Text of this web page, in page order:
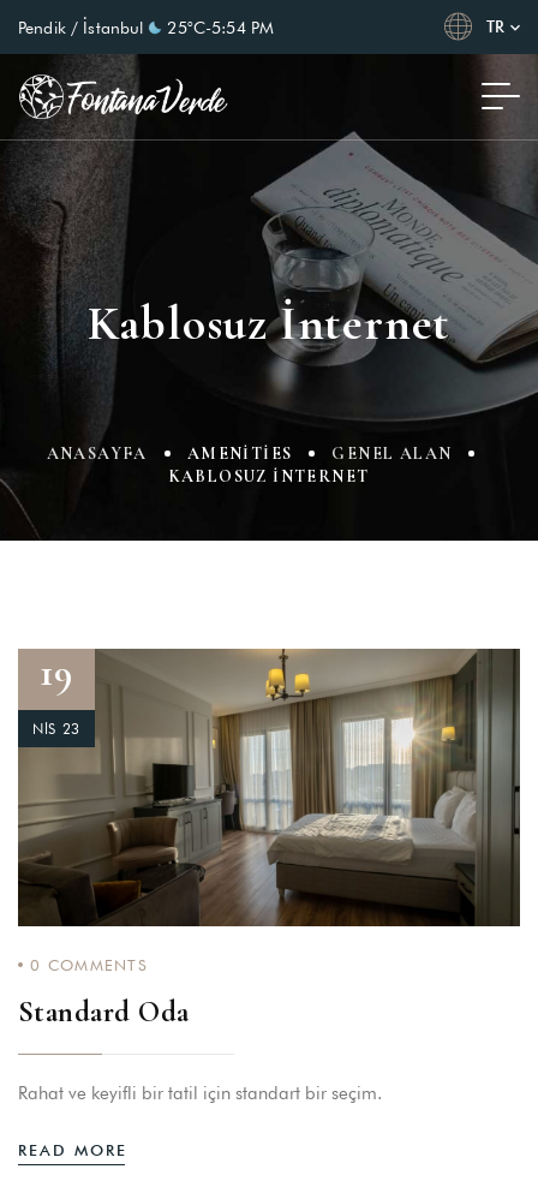
Pendik / İstanbul 25°C-5:54 PM TR
Kablosuz İnternet
ANASAYFA AMENITIES
GENEL ALAN
KABLOSUZ İNTERNET
19
NIS 23
0 COMMENTS
Standard Oda
Rahat ve keyifli bir tatil için standart bir seçim.
READ MORE